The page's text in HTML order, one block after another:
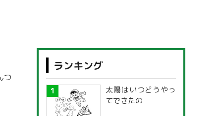
つ
ランキング
太陽はいつどうやっ
てできたの